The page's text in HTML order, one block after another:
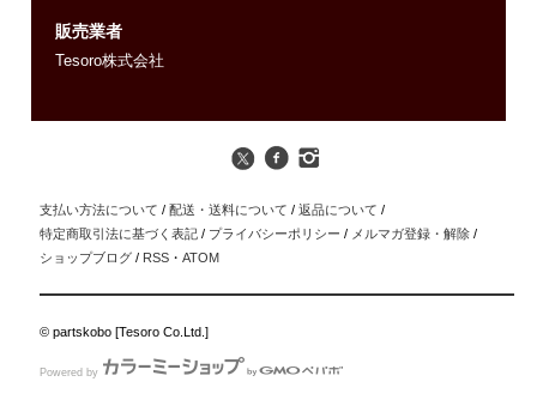
販売業者
Tesoro株式会社
支払い方法について / 配送・送料について / 返品について /
特定商取引法に基づく表記 / プライバシーポリシー / メルマガ登録・解除 /
ショップブログ / RSS ・ATOM
© partskobo [Tesoro Co.Ltd.]
Powered by